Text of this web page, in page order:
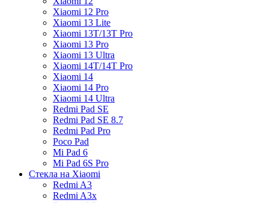
Xiaomi 12 Pro
Xiaomi 13 Lite
Xiaomi 13T/13T Pro
Xiaomi 13 Pro
Xiaomi 13 Ultra
Xiaomi 14T/14T Pro
Xiaomi 14
Xiaomi 14 Pro
Xiaomi 14 Ultra
Redmi Pad SE
Redmi Pad SE 8.7
Redmi Pad Pro
Poco Pad
Mi Pad 6
Mi Pad 6S Pro
Стекла на Xiaomi
Redmi A3
Redmi A3x